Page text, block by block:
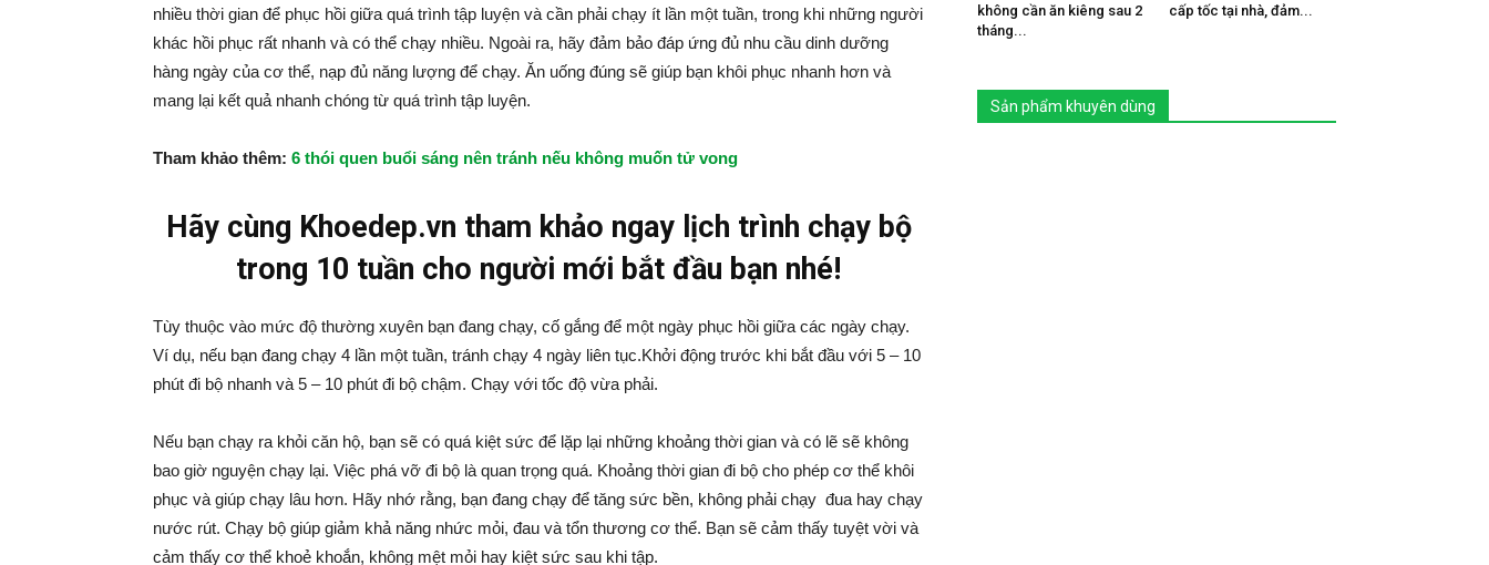
nhiều thời gian để phục hồi giữa quá trình tập luyện và cần phải chạy ít lần một tuần, trong khi những người
khác hồi phục rất nhanh và có thể chạy nhiều. Ngoài ra, hãy đảm bảo đáp ứng đủ nhu cầu dinh dưỡng
hàng ngày của cơ thể, nạp đủ năng lượng để chạy. Ăn uống đúng sẽ giúp bạn khôi phục nhanh hơn và
mang lại kết quả nhanh chóng từ quá trình tập luyện.
Tham khảo thêm: 6 thói quen buổi sáng nên tránh nếu không muốn tử vong
Hãy cùng Khoedep.vn tham khảo ngay lịch trình chạy bộ
trong 10 tuần cho người mới bắt đầu bạn nhé!
Tùy thuộc vào mức độ thường xuyên bạn đang chạy, cố gắng để một ngày phục hồi giữa các ngày chạy.
Ví dụ, nếu bạn đang chạy 4 lần một tuần, tránh chạy 4 ngày liên tục.Khởi động trước khi bắt đầu với 5 – 10
phút đi bộ nhanh và 5 – 10 phút đi bộ chậm. Chạy với tốc độ vừa phải.
Nếu bạn chạy ra khỏi căn hộ, bạn sẽ có quá kiệt sức để lặp lại những khoảng thời gian và có lẽ sẽ không
bao giờ nguyện chạy lại. Việc phá vỡ đi bộ là quan trọng quá. Khoảng thời gian đi bộ cho phép cơ thể khôi
phục và giúp chạy lâu hơn. Hãy nhớ rằng, bạn đang chạy để tăng sức bền, không phải chạy đua hay chạy
nước rút. Chạy bộ giúp giảm khả năng nhức mỏi, đau và tổn thương cơ thể. Bạn sẽ cảm thấy tuyệt vời và
cảm thấy cơ thể khoẻ khoắn, không mệt mỏi hay kiệt sức sau khi tập.
không cần ăn kiêng sau 2
tháng...
cấp tốc tại nhà, đảm...
Sản phẩm khuyên dùng